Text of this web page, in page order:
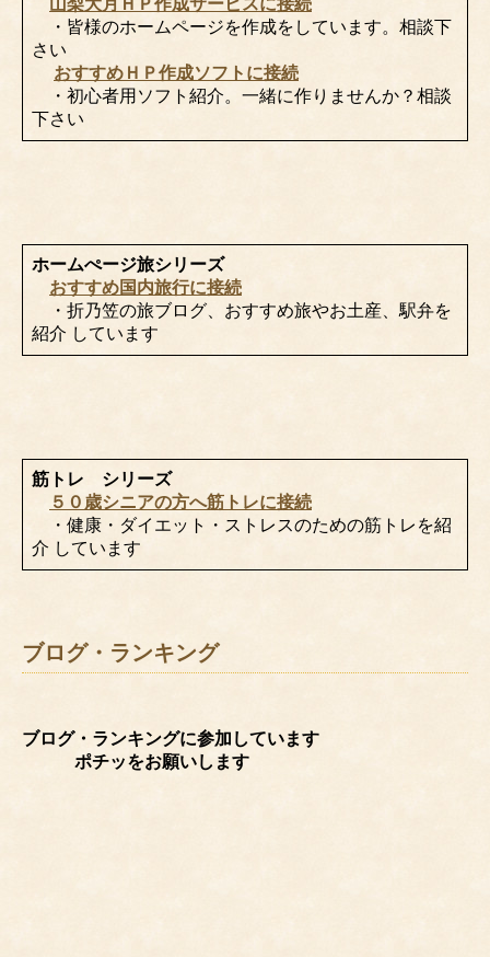
・皆様のホームページを作成をしています。相談下
さい
おすすめＨＰ作成ソフトに接続
・初心者用ソフト紹介。一緒に作りませんか？相談
下さい
ホームぺージ旅シリーズ
おすすめ国内旅行に接続
・折乃笠の旅ブログ、おすすめ旅やお土産、駅弁を
紹介 しています
筋トレ シリーズ
５０歳シニアの方へ筋トレに接続
・健康・ダイエット・ストレスのための筋トレを紹
介 しています
ブログ・ランキング
ブログ・ランキングに参加しています
ポチッをお願いします